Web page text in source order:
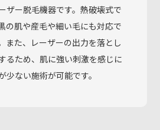
ザー脱毛機器です。熱破壊式で
の肌や産毛や細い毛にも対応で
また、レーザーの出力を落とし
るため、肌に強い刺激を感じに
少ない施術が可能です。